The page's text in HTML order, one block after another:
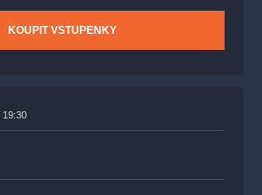
KOUPIT VSTUPENKY
19:30